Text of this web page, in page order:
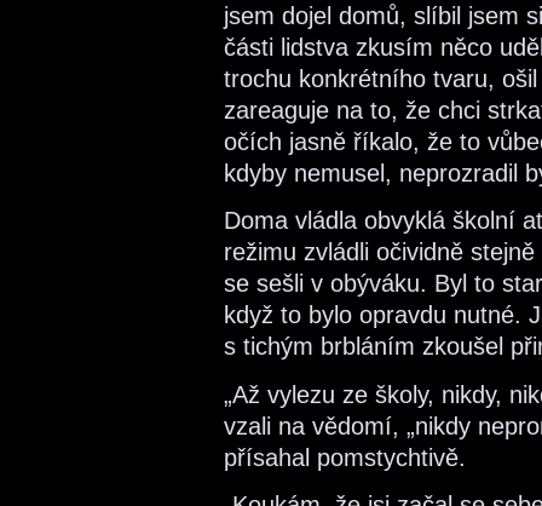
jsem dojel domů, slíbil jsem
části lidstva zkusím něco
trochu konkrétního tvaru,
zareaguje na to, že chci
očích jasně říkalo, že to
kdyby nemusel, neprozradil
Doma vládla obvyklá školní
režimu zvládli očividně
se sešli v obýváku. Byl to
když to bylo opravdu nutné.
s tichým brbláním zkoušel
„Až vylezu ze školy, nikdy,
vzali na vědomí, „nikdy
přísahal pomstychtivě.